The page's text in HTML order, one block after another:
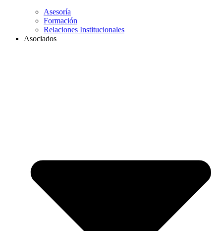
Asesoría
Formación
Relaciones Institucionales
Asociados